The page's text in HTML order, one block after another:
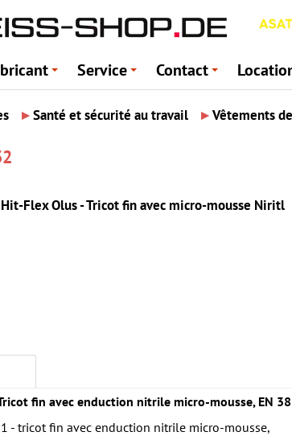
Service Contact
▸ Santé et sécurité au travail ▸ Vêtements
Flex Olus - Tricot fin avec micro-mousse Niritl
fin avec enduction nitrile micro-mousse, EN
- tricot fin avec enduction nitrile micro-mousse,